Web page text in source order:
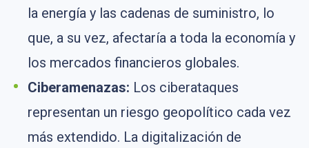
la energía y las cadenas de suministro, lo
que, a su vez, afectaría a toda la economía y
los mercados financieros globales.
Ciberamenazas: Los ciberataques
representan un riesgo geopolítico cada vez
más extendido. La digitalización de